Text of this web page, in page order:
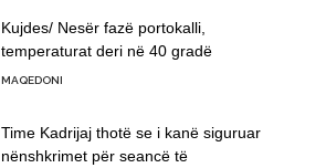
Kujdes/ Nesër fazë portokalli,
temperaturat deri në 40 gradë
MAQEDONI
Time Kadrijaj thotë se i kanë siguruar
nënshkrimet për seancë të